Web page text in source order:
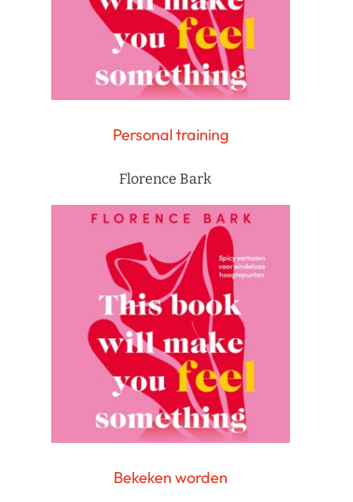
Personal training
Florence Bark
Bekeken worden